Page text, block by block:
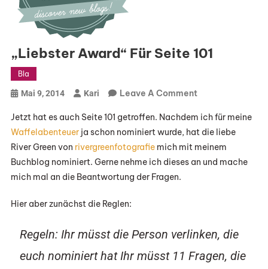
„Liebster Award“ Für Seite 101
Bla
Mai 9, 2014 Kari Leave A CommentOn
Award“
Für
Seite
101
Jetzt hat es auch Seite 101 getroffen. Nachdem ich für meine
Waffelabenteuerja schon nominiert wurde, hat die liebe
River Green von rivergreenfotografiemich mit meinem
Buchblog nominiert. Gerne nehme ich dieses an und mache
mich mal an die Beantwortung der Fragen.
Hier aber zunächst die Reglen:
Regeln: Ihr müsst die Person verlinken, die
euch nominiert hat Ihr müsst 11 Fragen, die